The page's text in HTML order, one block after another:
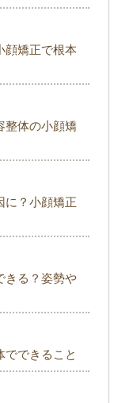
顔矯正で根本
整体の小顔矯
に？小顔矯正
きる？姿勢や
できること